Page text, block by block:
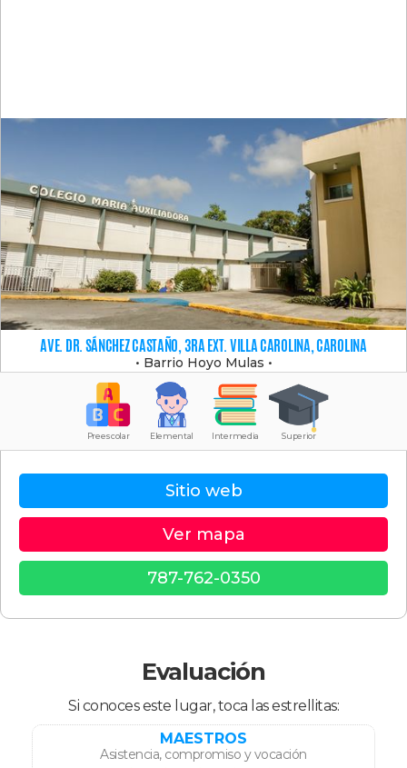
AVE. DR. SÁNCHEZ CASTAÑO, 3RA EXT. VILLA CAROLINA, CAROLINA
• Barrio Hoyo Mulas •
Preescolar Elemental Intermedia Superior
Sitio web
Ver mapa
787-762-0350
Evaluación
Si conoces este lugar, toca las estrellitas:
MAESTROS
Asistencia, compromiso y vocación